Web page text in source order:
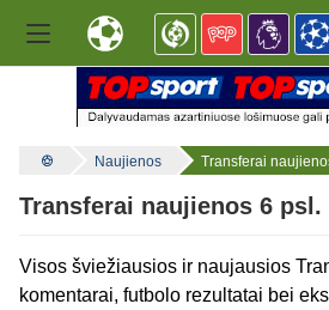
Naujienos Transferai
Transferai naujienos 6 psl.
Visos šviežiausios ir naujausios
komentarai, futbolo rezultatai bei